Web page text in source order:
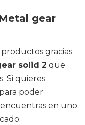
gear
gracias
solid 2 que
Si quieres
poder
en uno